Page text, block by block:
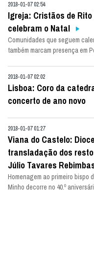
2018-01-07 02:54
Igreja: Cristãos de
celebram o Natal
Comunidades que seguem
também marcam presença em
2018-01-07 02:02
Lisboa: Coro da
concerto de ano novo
2018-01-07 01:27
Viana do Castelo:
transladação dos
Júlio Tavares
Homenagem ao primeiro bispo
Minho decorre no 40.º